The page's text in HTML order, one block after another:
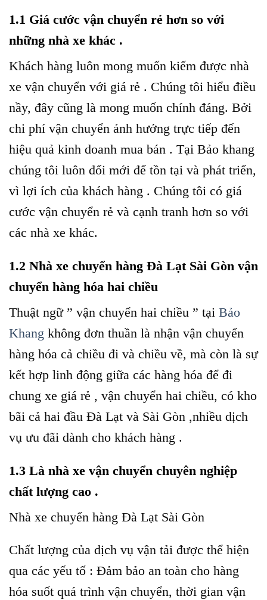
1.1 Giá cước vận chuyển rẻ hơn so với
những nhà xe khác .
Khách hàng luôn mong muốn kiếm được nhà
xe vận chuyển với giá rẻ . Chúng tôi hiểu điều
nầy, đây cũng là mong muốn chính đáng. Bởi
chi phí vận chuyển ảnh hưởng trực tiếp đến
hiệu quả kinh doanh mua bán . Tại Bảo khang
chúng tôi luôn đổi mới để tồn tại và phát triển,
vì lợi ích của khách hàng . Chúng tôi có giá
cước vận chuyển rẻ và cạnh tranh hơn so với
các nhà xe khác.
1.2 Nhà xe chuyển hàng Đà Lạt Sài Gòn vận
chuyển hàng hóa hai chiều
Thuật ngữ ” vận chuyển hai chiều ” tại Bảo
Khang không đơn thuần là nhận vận chuyển
hàng hóa cả chiều đi và chiều về, mà còn là sự
kết hợp linh động giữa các hàng hóa để đi
chung xe giá rẻ , vận chuyển hai chiều, có kho
bãi cả hai đầu Đà Lạt và Sài Gòn ,nhiều dịch
vụ ưu đãi dành cho khách hàng .
1.3 Là nhà xe vận chuyển chuyên nghiệp
chất lượng cao .
Nhà xe chuyển hàng Đà Lạt Sài Gòn
Chất lượng của dịch vụ vận tải được thể hiện
qua các yếu tố : Đảm bảo an toàn cho hàng
hóa suốt quá trình vận chuyển, thời gian vận